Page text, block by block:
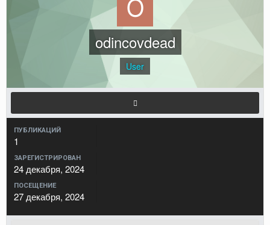
odincovdead
User
ПУБЛИКАЦИЙ
1
ЗАРЕГИСТРИРОВАН
24 декабря, 2024
ПОСЕЩЕНИЕ
27 декабря, 2024